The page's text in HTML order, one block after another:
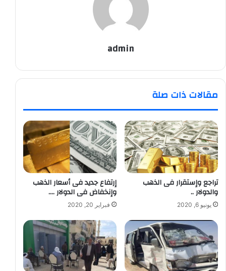
admin
مقالات ذات صلة
تراجع وإستقرار فى الذهب
والدولار ..
يونيو 6, 2020
إرتفاع جديد فى أسعار الذهب
وإنخفاض فى الدولار ….
فبراير 20, 2020